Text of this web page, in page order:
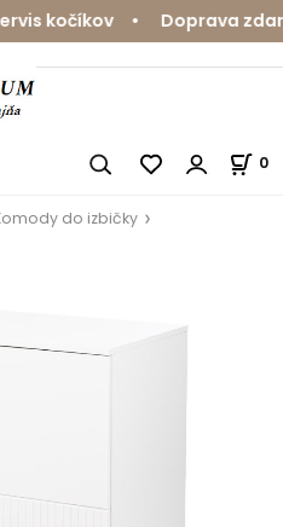
• Doprava
0
do izbičky